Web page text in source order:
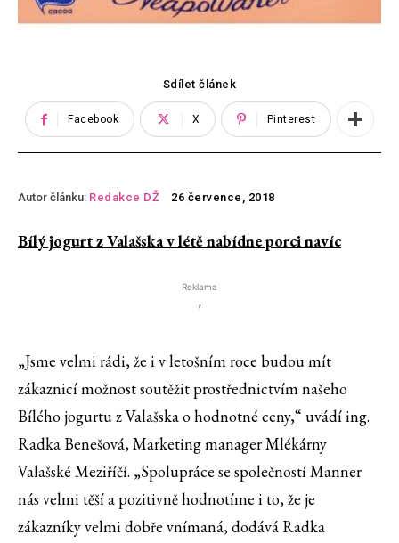
Sdílet článek
Facebook X Pinterest
Autor článku: Redakce DŽ 26 července, 2018
Bílý jogurt z Valašska v létě nabídne porci navíc
Reklama
'
„Jsme velmi rádi, že i v letošním roce budou mít
zákaznicí možnost soutěžit prostřednictvím našeho
Bílého jogurtu z Valašska o hodnotné ceny,“ uvádí ing.
Radka Benešová, Marketing manager Mlékárny
Valašské Meziříčí. „Spolupráce se společností Manner
nás velmi těší a pozitivně hodnotíme i to, že je
zákazníky velmi dobře vnímaná, dodává Radka